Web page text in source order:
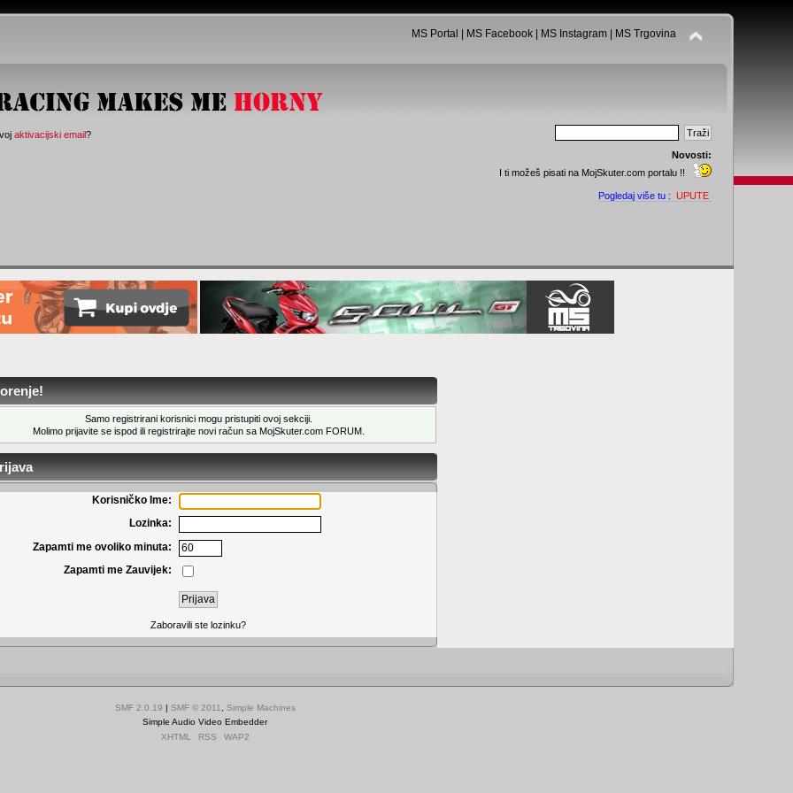
MS Portal MS Facebook| MS Instagram| MS Trgovina
aktivacijski email?
Novosti:
I ti možeš pisati na MojSkuter.com portalu !!
Pogledaj više tu : UPUTE
Samo registrirani korisnici mogu pristupiti ovoj sekciji.
Molimo prijavite se ispod ili registrirajte novi računsa MojSkuter.com FORUM.
Korisničko Ime:
Lozinka:
Zapamti me ovoliko minuta:
Zapamti me Zauvijek:
Zaboravili ste lozinku?
SMF 2.0.19 | SMF © 2011
Simple Machines
Simple Audio Video Embedder
XHTML
RSS WAP2